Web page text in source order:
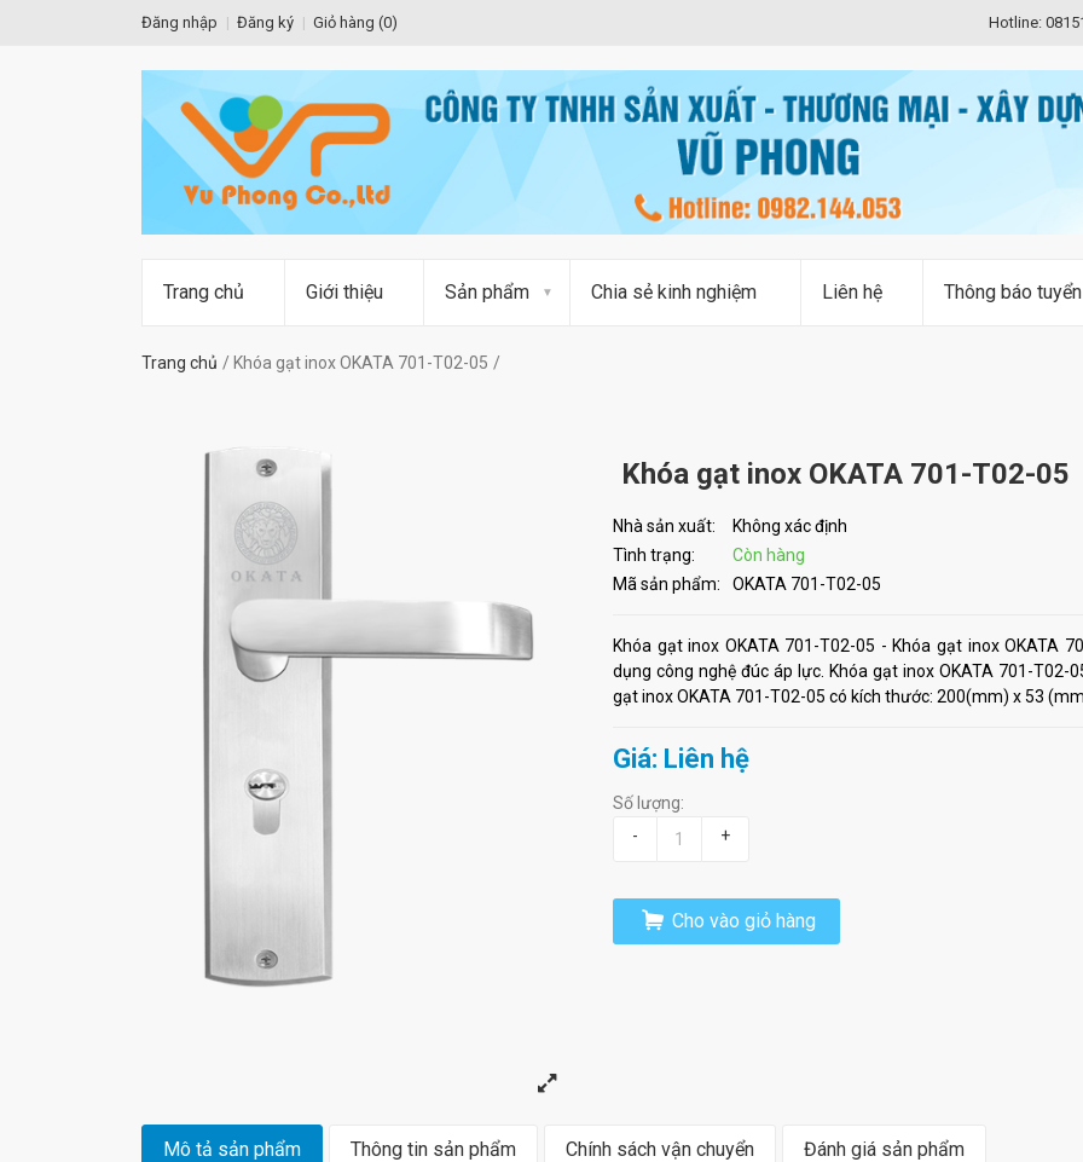
Đăng nhập Đăng ký Giỏ hàng (0) Hotline:
Trang chủ Giới thiệu Sản phẩm Chia sẻ kinh nghiệm Liên hệ Thông báo
Trang chủ Khóa gạt inox OKATA 701-T02-05
Khóa gạt inox OKATA 701-T02-05
Nhà sản xuất:
Không xác định
Tình trạng:
Còn hàng
Mã sản phẩm:
OKATA 701-T02-05
Khóa gạt inox OKATA 701-T02-05 - Khóa gạt inox OKATA
dụng công nghệ đúc áp lực. Khóa gạt inox OKATA 701-
gạt inox OKATA 701-T02-05 có kích thước: 200(mm) x 53
Giá: Liên hệ
Số lượng:
-
+
Cho vào giỏ hàng
Mô tả sản phẩm Thông tin sản phẩm Chính sách vận chuyển Đánh giá sản phẩm